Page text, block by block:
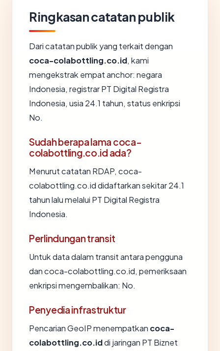
Ringkasan catatan publik
Dari catatan publik yang terkait dengan
coca-colabottling.co.id, kami
mengekstrak empat anchor: negara
Indonesia, registrar PT Digital Registra
Indonesia, usia 24.1 tahun, status enkripsi
No.
Sudah berapa lama coca-
colabottling.co.id ada?
Menurut catatan RDAP, coca-
colabottling.co.id didaftarkan sekitar 24.1
tahun lalu melalui PT Digital Registra
Indonesia.
Perlindungan transit
Untuk data dalam transit antara pengguna
dan coca-colabottling.co.id, pemeriksaan
enkripsi mengembalikan: No.
Penyedia infrastruktur
Pencarian GeoIP menempatkan coca-
colabottling.co.iddi jaringan PT Biznet